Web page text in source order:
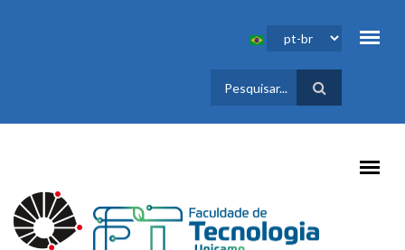
FORMULÁRIO
DE BUSCA